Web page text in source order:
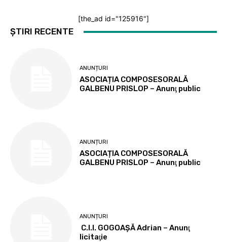
[the_ad id="125916"]
ȘTIRI RECENTE
ANUNȚURI
ASOCIAȚIA COMPOSESORALĂ
GALBENU PRISLOP – Anunţ public
ANUNȚURI
ASOCIAȚIA COMPOSESORALĂ
GALBENU PRISLOP – Anunţ public
ANUNȚURI
C.I.I. GOGOAŞĂ Adrian – Anunţ
licitaţie